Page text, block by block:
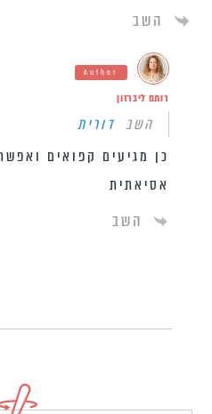
השב
Author
רותם ליברזון
השבדורית
כן מגיעים קפואים
אסיאתית
השב